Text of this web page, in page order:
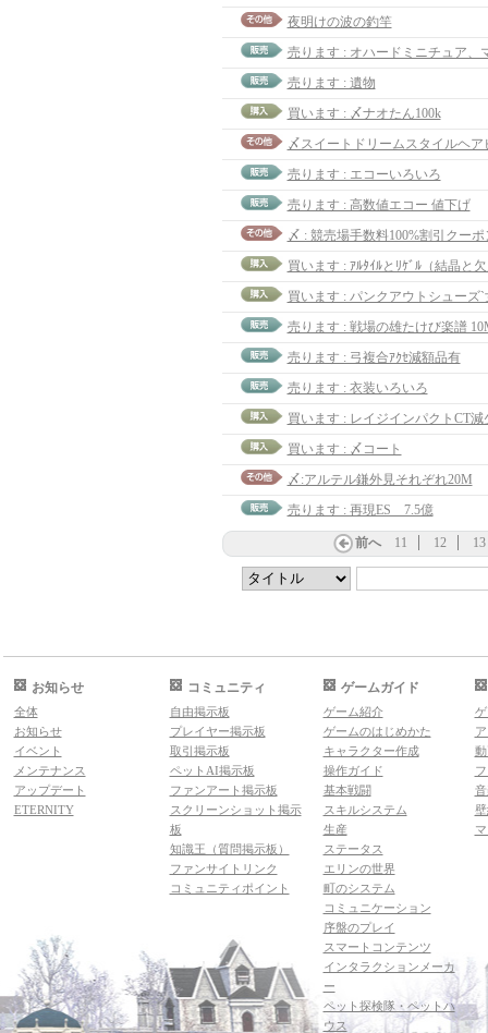
夜明けの波の釣竿
売ります : オハードミニチュア、
売ります : 遺物
買います : 〆ナオたん100k
売ります : エコーいろいろ
売ります : 高数値エコー 値下げ
〆 : 競売場手数料100%割引クーポ
買います : ｱﾙﾀｲﾙとﾘｹﾞﾙ（結晶と
買います : パンクアウトシューズ
売ります : 戦場の雄たけび楽譜
売ります : 弓複合ｱｸｾ減額品有
売ります : 衣装いろいろ
買います : レイジインパクトCT減
買います : 〆コート
〆:アルテル鎌外見それぞれ20M
売ります : 再現ES 7.5億
前へ 11 12 13
お知らせ
全体
お知らせ
イベント
メンテナンス
アップデート
ETERNITY
コミュニティ
自由掲示板
プレイヤー掲示板
取引掲示板
ペットAI掲示板
ファンアート掲示板
スクリーンショット掲示
板
知識王（質問掲示板）
ファンサイトリンク
コミュニティポイント
ゲームガイド
ゲーム紹介
ゲームのはじめかた
キャラクター作成
操作ガイド
基本戦闘
スキルシステム
生産
ステータス
エリンの世界
町のシステム
コミュニケーション
序盤のプレイ
スマートコンテンツ
インタラクションメーカ
ー
ペット探検隊・ペットハ
ウス